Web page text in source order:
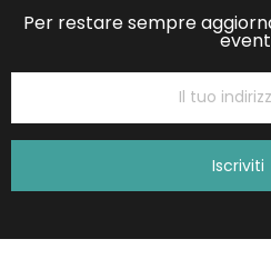
Per restare sempre
Iscriviti